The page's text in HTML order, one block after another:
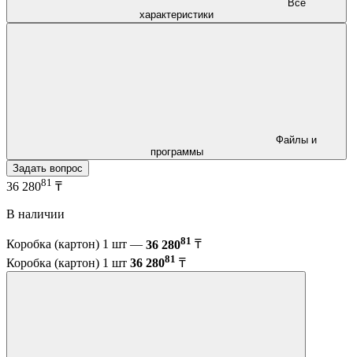
характеристики
программы
Задать вопрос
36 28081 ₸
В наличии
Коробка (картон) 1 шт — 36 28081 ₸
Коробка (картон) 1 шт 36 28081 ₸